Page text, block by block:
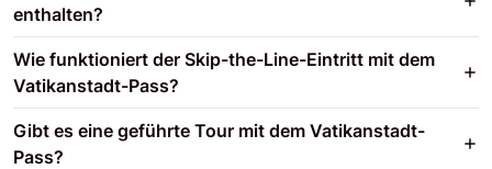
enthalten?
Wie funktioniert der Skip-the-Line-Eintritt mit dem
Vatikanstadt-Pass?
Gibt es eine geführte Tour mit dem Vatikanstadt-
Pass?